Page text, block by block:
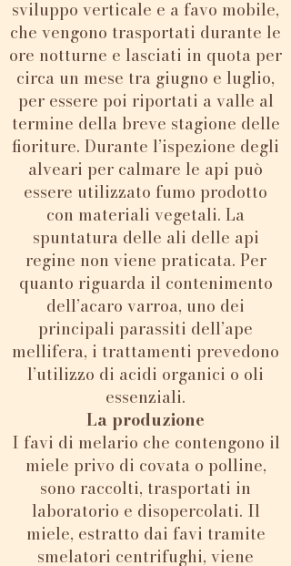
sviluppo verticale e a favo mobile,
che vengono trasportati durante le
ore notturne e lasciati in quota per
circa un mese tra giugno e luglio,
per essere poi riportati a valle al
termine della breve stagione delle
fioriture. Durante l’ispezione degli
alveari per calmare le api può
essere utilizzato fumo prodotto
con materiali vegetali. La
spuntatura delle ali delle api
regine non viene praticata. Per
quanto riguarda il contenimento
dell’acaro varroa, uno dei
principali parassiti dell’ape
mellifera, i trattamenti prevedono
l’utilizzo di acidi organici o oli
essenziali.
La produzione
I favi di melario che contengono il
miele privo di covata o polline,
sono raccolti, trasportati in
laboratorio e disopercolati. Il
miele, estratto dai favi tramite
smelatori centrifughi, viene